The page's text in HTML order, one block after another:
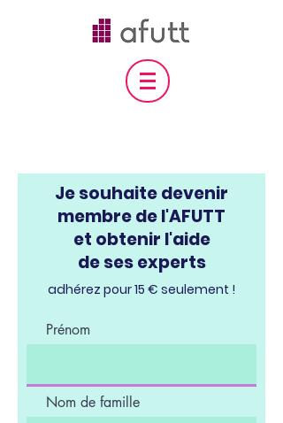
Je souhaite devenir
membre de l'AFUTT
et obtenir l'aide
de ses experts
adhérez pour 15 € seulement !
Prénom
Nom de famille